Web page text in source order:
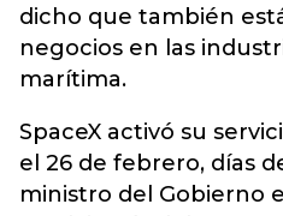
dicho que también
negocios en las
marítima.
SpaceX activó su
el 26 de febrero, días
ministro del Gobierno